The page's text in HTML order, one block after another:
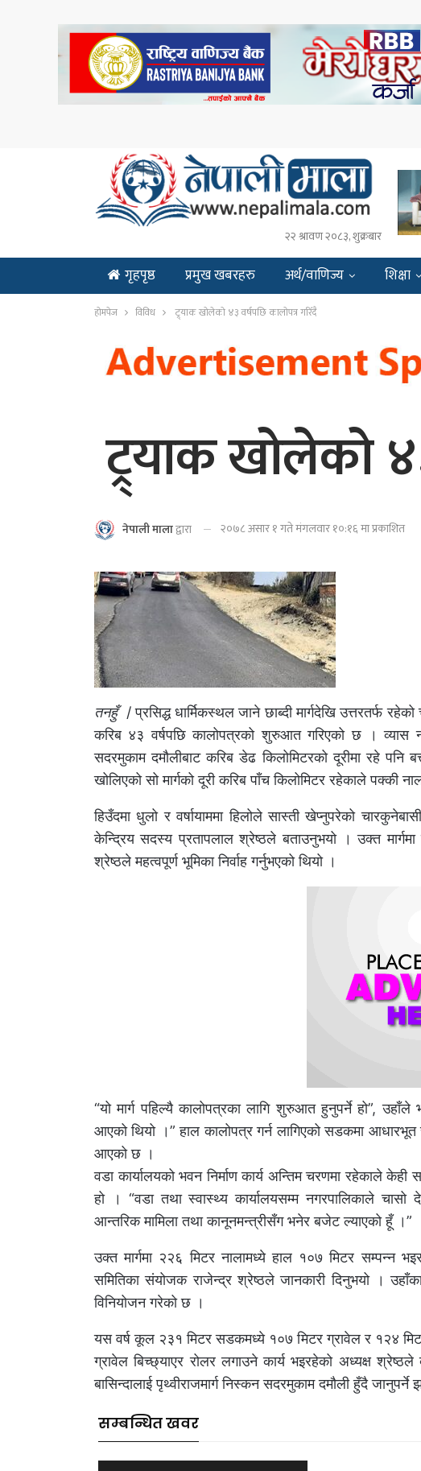
२२ श्रावण २०८३, शुक्रबार
गृहपृष्ठ प्रमुख खबरहरु अर्थ/वाणिज्य शिक्षा
ENGLISH
होमपेज विविध ट्र्याक खोलेको ४३ वर्षपछि कालोपत्र गरिँदै
ट्र्याक खोलेको
नेपाली मालाद्वारा २०७८ असार १ गते मंगलवार १०:१६ मा प्रकाशित
तनहुँ / प्रसिद्ध धार्मिकस्थल जाने छाब्दी मार्गदेखि उत्तरतर्फ
करिब ४३ वर्षपछि कालोपत्रको शुरुआत गरिएको छ । व्यास
सदरमुकाम दमौलीबाट करिब डेढ किलोमिटरको दूरीमा रहे पनि
खोलिएको सो मार्गको दूरी करिब पाँच किलोमिटर रहेकाले पक्की
हिउँदमा धुलो र वर्षायाममा हिलोले सास्ती खेप्नुपरेको
केन्द्रिय सदस्य प्रतापलाल श्रेष्ठले बताउनुभयो । उक्त
श्रेष्ठले महत्वपूर्ण भूमिका निर्वाह गर्नुभएको थियो ।
“यो मार्ग पहिल्यै कालोपत्रका लागि शुरुआत हुनुपर्ने हो”,
आएको थियो ।” हाल कालोपत्र गर्न लागिएको सडकमा आधारभूत
आएको छ ।
वडा कार्यालयको भवन निर्माण कार्य अन्तिम चरणमा रहेकाले
हो । “वडा तथा स्वास्थ्य कार्यालयसम्म नगरपालिकाले
आन्तरिक मामिला तथा कानूनमन्त्रीसँग भनेर बजेट ल्याएको हूँ ।”
उक्त मार्गमा २२६ मिटर नालामध्ये हाल १०७ मिटर सम्पन्न
समितिका संयोजक राजेन्द्र श्रेष्ठले जानकारी दिनुभयो ।
विनियोजन गरेको छ ।
यस वर्ष कूल २३१ मिटर सडकमध्ये १०७ मिटर ग्रावेल र १२४
ग्रावेल बिच्छ्याएर रोलर लगाउने कार्य भइरहेको अध्यक्ष
बासिन्दालाई पृथ्वीराजमार्ग निस्कन सदरमुकाम दमौली हुँदै
सम्बन्धित खवर